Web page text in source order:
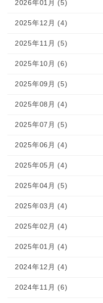
2026年01月 (5)
2025年12月 (4)
2025年11月 (5)
2025年10月 (6)
2025年09月 (5)
2025年08月 (4)
2025年07月 (5)
2025年06月 (4)
2025年05月 (4)
2025年04月 (5)
2025年03月 (4)
2025年02月 (4)
2025年01月 (4)
2024年12月 (4)
2024年11月 (6)